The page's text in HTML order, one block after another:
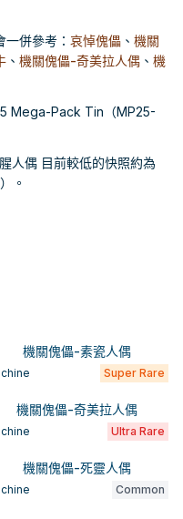
併參考： 哀悼傀儡 、 機關
、 機關傀儡-奇美拉人偶 、 機
Mega-Pack Tin（MP25-
人偶 目前較低的快照約為
。
機關傀儡-素瓷人偶
Super Rare
機關傀儡-奇美拉人偶
Ultra Rare
機關傀儡-死靈人偶
Common